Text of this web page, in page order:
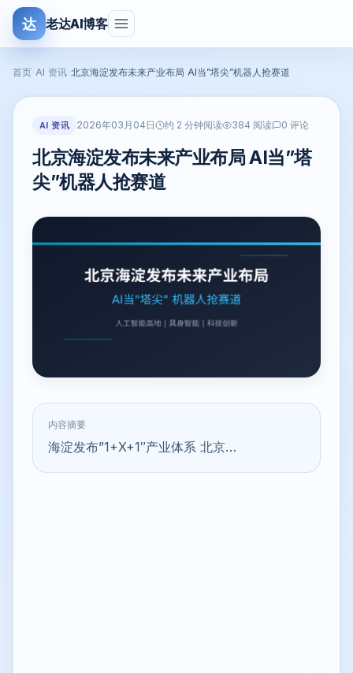
达 老达AI博客
首页 AI 资讯 北京海淀发布未来产业布局 AI当”塔尖”机器人抢赛道
AI 资讯 2026年03月04日 约 2 分钟阅读 384 阅读 0 评论
北京海淀发布未来产业布局 AI当”塔
尖”机器人抢赛道
内容摘要
海淀发布”1+X+1″产业体系 北京…